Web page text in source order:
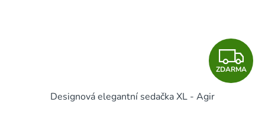
Z
D
ZDARMA
Designová elegantní sedačka XL - Agir